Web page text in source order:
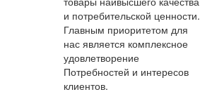
и потребительской ценности.
Главным приоритетом для
нас является комплексное
удовлетворение
Потребностей и интересов
клиентов.